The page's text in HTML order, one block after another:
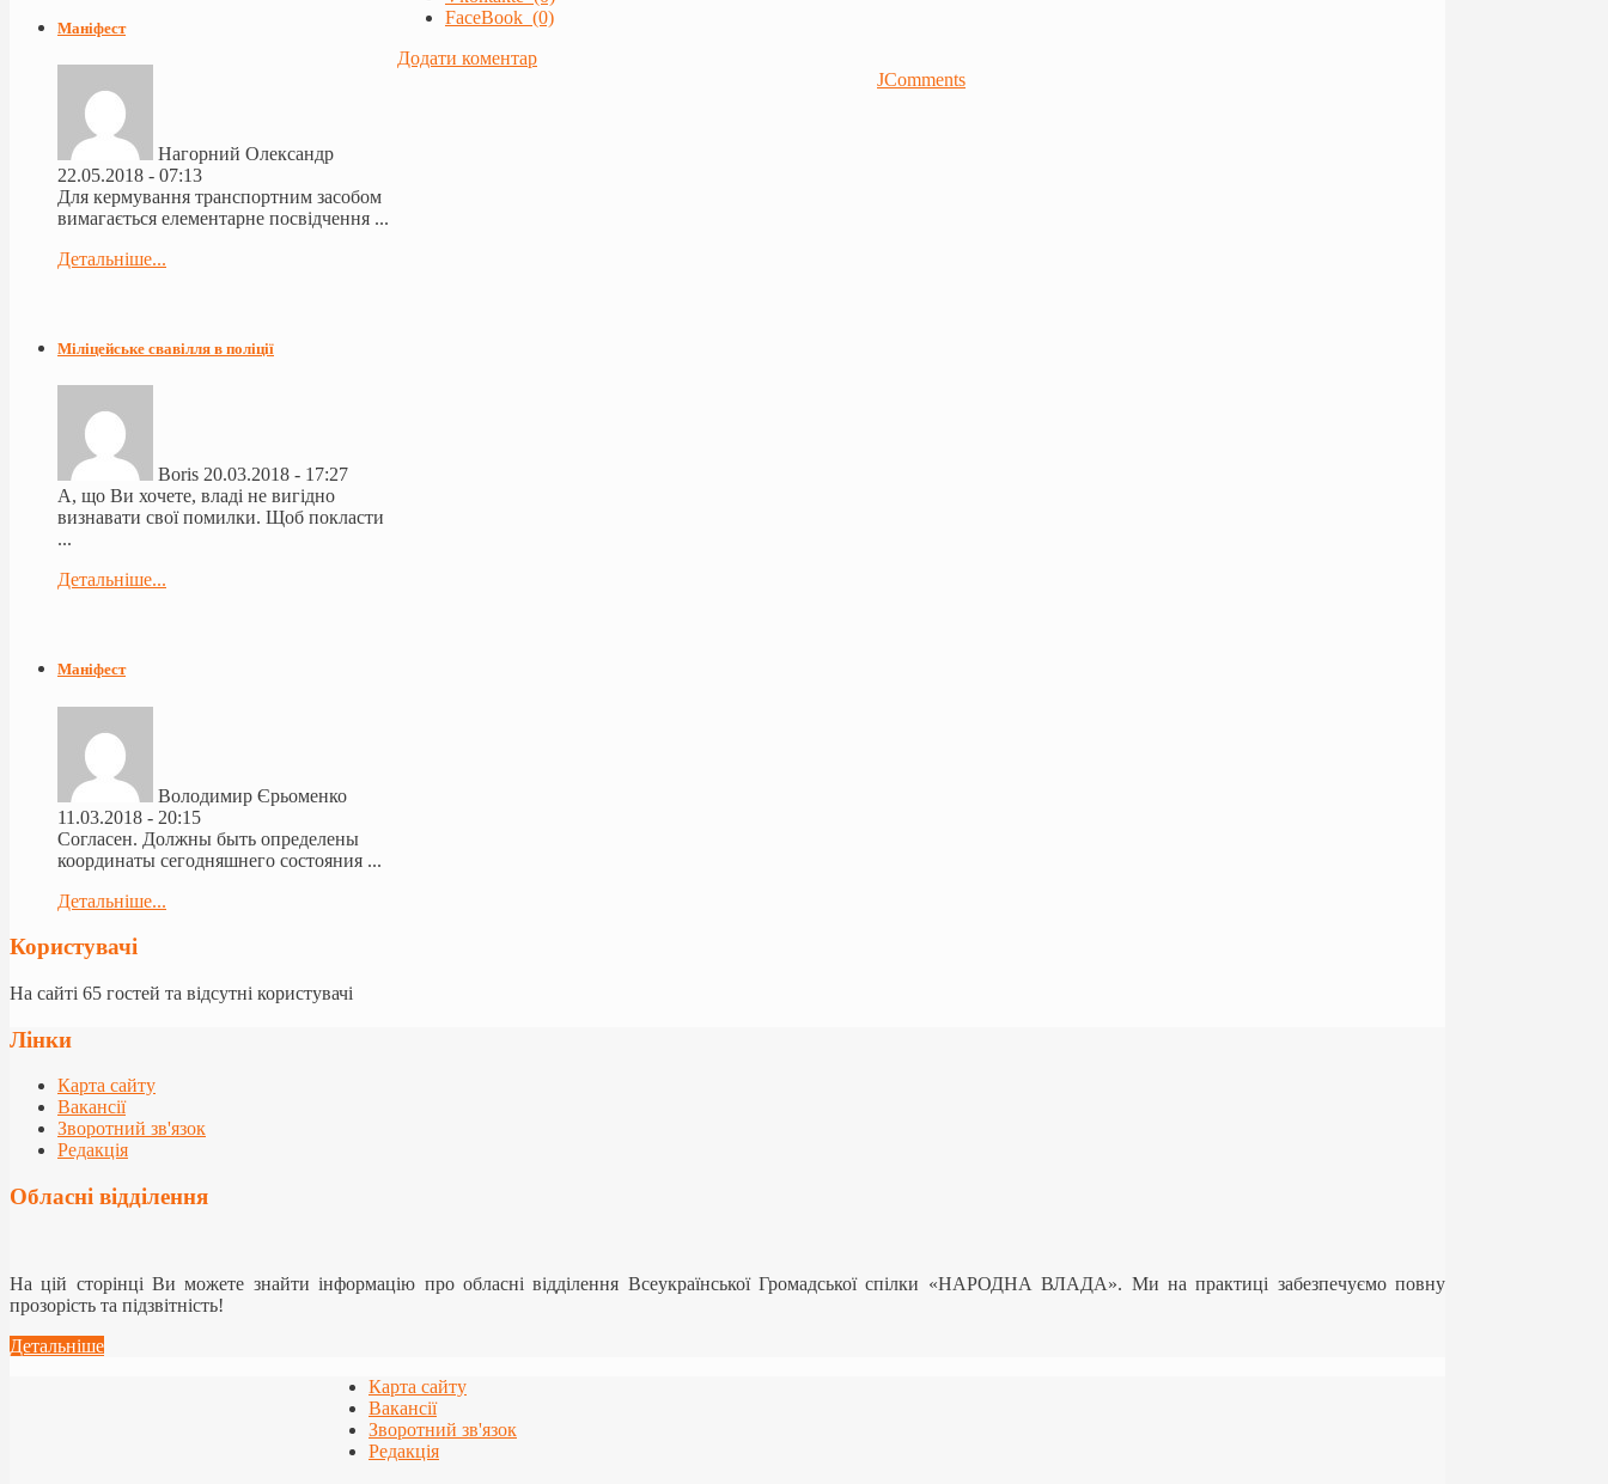
FaceBook (0)
Додати коментар
JComments
Маніфест
Нагорний Олександр
22.05.2018 - 07:13
Для кермування транспортним засобом
вимагається елементарне посвідчення ...
Детальніше...
Міліцейське свавілля в поліції
Boris 20.03.2018 - 17:27
А, що Ви хочете, владі не вигідно
визнавати свої помилки. Щоб покласти
...
Детальніше...
Маніфест
Володимир Єрьоменко
11.03.2018 - 20:15
Согласен. Должны быть определены
координаты сегодняшнего состояния ...
Детальніше...
Користувачі
На сайті 65 гостей та відсутні користувачі
Лінки
Карта сайту
Вакансії
Зворотний зв'язок
Редакція
Обласні відділення
На цій сторінці Ви можете знайти інформацію про обласні відділення Всеукраїнської Громадської спілки «НАРОДНА ВЛАДА». Ми на практиці забезпечуємо повну
прозорість та підзвітність!
Детальніше
Карта сайту
Вакансії
Зворотний зв'язок
Редакція